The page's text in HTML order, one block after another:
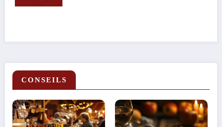
CONSEILS